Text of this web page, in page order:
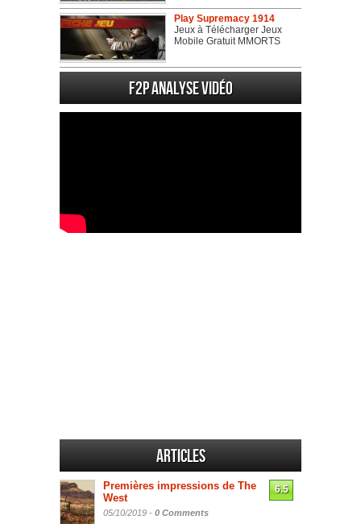
Play Supremacy 1914
Jeux à Télécharger Jeux
Mobile Gratuit MMORTS
F2P Analyse vidéo
Articles
Premières impressions de The
West
05/10/2019 - 0 Comments
6.5